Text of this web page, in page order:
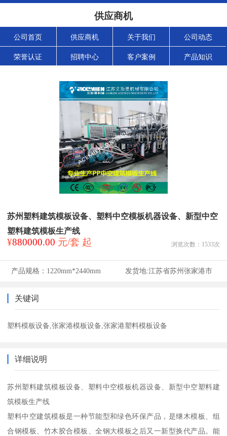
供应商机
公司首页 供应商机 关于我们 公司动态
荣誉认证 招聘中心 客户案例 产品知识
苏州塑料建筑模板设备、塑料中空模板机器设备、新型中空
塑料建筑模板生产线
¥880000.00 元/套 起 浏览次数： 1533次
产品规格： 1220mm*2440mm 发货地:江苏省苏州张家港市
关键词
塑料模板设备,张家港模板设备,张家港塑料模板设备
详细说明
苏州塑料建筑模板设备、塑料中空模板机器设备、新型中空塑料建
筑模板生产线
塑料中空建筑模板是一种节能型和绿色环保产品，是继木模板、组
合钢模板、竹木胶合模板、全钢大模板之后又一新型换代产品。能